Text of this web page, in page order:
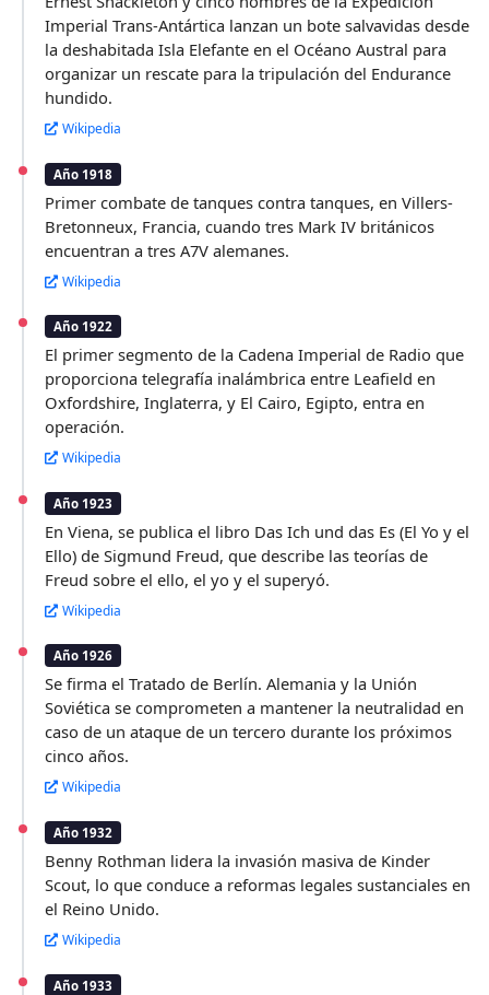
Imperial Trans-Antártica lanzan un bote salvavidas desde
la deshabitada Isla Elefante en el Océano Austral para
organizar un rescate para la tripulación del Endurance
hundido.
Wikipedia
Año 1918
Primer combate de tanques contra tanques, en Villers-
Bretonneux, Francia, cuando tres Mark IV británicos
encuentran a tres A7V alemanes.
Wikipedia
Año 1922
El primer segmento de la Cadena Imperial de Radio que
proporciona telegrafía inalámbrica entre Leafield en
Oxfordshire, Inglaterra, y El Cairo, Egipto, entra en
operación.
Wikipedia
Año 1923
En Viena, se publica el libro Das Ich und das Es (El Yo y el
Ello) de Sigmund Freud, que describe las teorías de
Freud sobre el ello, el yo y el superyó.
Wikipedia
Año 1926
Se firma el Tratado de Berlín. Alemania y la Unión
Soviética se comprometen a mantener la neutralidad en
caso de un ataque de un tercero durante los próximos
cinco años.
Wikipedia
Año 1932
Benny Rothman lidera la invasión masiva de Kinder
Scout, lo que conduce a reformas legales sustanciales en
el Reino Unido.
Wikipedia
Año 1933